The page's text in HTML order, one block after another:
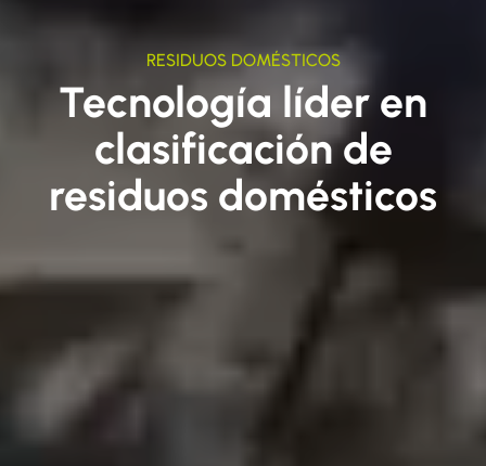
RESIDUOS DOMÉSTICOS
Tecnología líder en
clasificación de
residuos domésticos